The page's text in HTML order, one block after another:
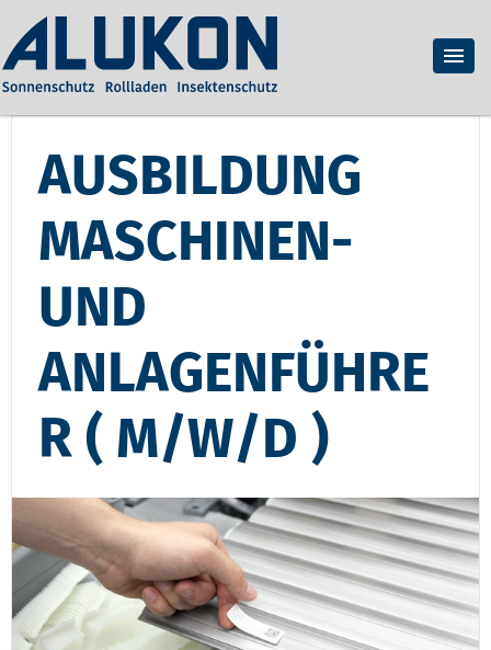
AUSBILDUNG
MASCHINEN-
UND
ANLAGENFÜHRE
R ( M/W/D )